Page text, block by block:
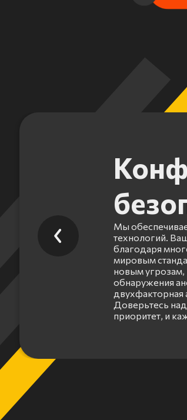
Мы
технологий.
благодаря
мировым
новым
обнаружения
двухфакторная
Доверьтесь
приоритет, и
3